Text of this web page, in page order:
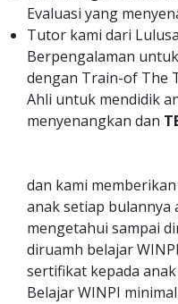
Evaluasi yang
Tutor kami dari
Berpengalaman
dengan Train-of The
Ahli untuk mendidik
menyenangkan dan
dan kami
anak setiap
mengetahui sampai
diruamh belajar
sertifikat kepada
Belajar WINPI